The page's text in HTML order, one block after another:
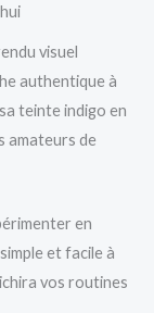
visuel
authentique à
teinte indigo en
amateurs de
en
et facile à
vos routines